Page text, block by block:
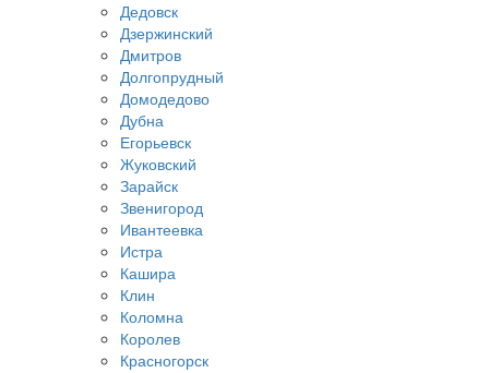
Дедовск
Дзержинский
Дмитров
Долгопрудный
Домодедово
Дубна
Егорьевск
Жуковский
Зарайск
Звенигород
Ивантеевка
Истра
Кашира
Клин
Коломна
Королев
Красногорск